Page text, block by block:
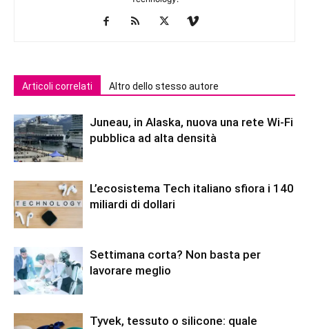
Articoli correlati Altro dello stesso autore
Juneau, in Alaska, nuova una rete Wi-Fi
pubblica ad alta densità
L’ecosistema Tech italiano sfiora i 140
miliardi di dollari
Settimana corta? Non basta per
lavorare meglio
Tyvek, tessuto o silicone: quale